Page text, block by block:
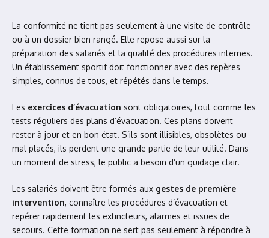
La conformité ne tient pas seulement à une visite de contrôle
ou à un dossier bien rangé. Elle repose aussi sur la
préparation des salariés et la qualité des procédures internes.
Un établissement sportif doit fonctionner avec des repères
simples, connus de tous, et répétés dans le temps.
Les exercices d’évacuation sont obligatoires, tout comme les
tests réguliers des plans d’évacuation. Ces plans doivent
rester à jour et en bon état. S’ils sont illisibles, obsolètes ou
mal placés, ils perdent une grande partie de leur utilité. Dans
un moment de stress, le public a besoin d’un guidage clair.
Les salariés doivent être formés aux gestes de première
intervention, connaître les procédures d’évacuation et
repérer rapidement les extincteurs, alarmes et issues de
secours. Cette formation ne sert pas seulement à répondre à